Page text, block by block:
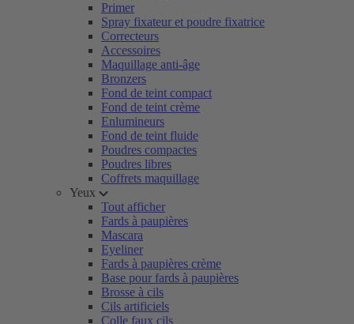
Primer
Spray fixateur et poudre fixatrice
Correcteurs
Accessoires
Maquillage anti-âge
Bronzers
Fond de teint compact
Fond de teint crème
Enlumineurs
Fond de teint fluide
Poudres compactes
Poudres libres
Coffrets maquillage
Yeux
Tout afficher
Fards à paupières
Mascara
Eyeliner
Fards à paupières crème
Base pour fards à paupières
Brosse à cils
Cils artificiels
Colle faux cils